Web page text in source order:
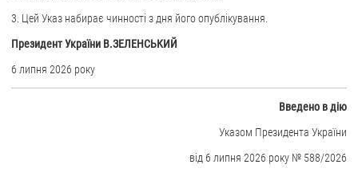
Звернення громадян
Електронне звернення
3. Цей Указ набирає чинності з дня його опублікування.
Президент України В.ЗЕЛЕНСЬКИЙ
6 липня 2026 року
Введено в дію
Указом Президента України
від 6 липня 2026 року № 588/2026